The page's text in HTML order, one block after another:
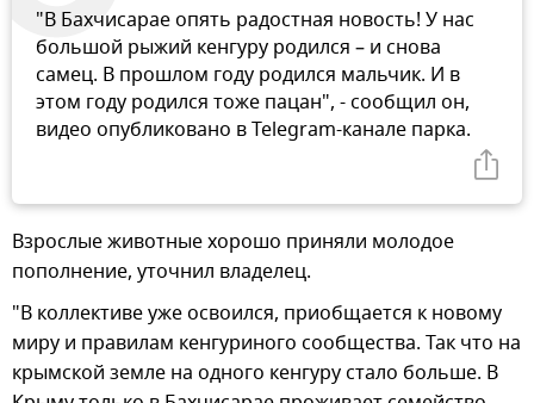
"В Бахчисарае опять радостная новость! У нас
большой рыжий кенгуру родился – и снова
самец. В прошлом году родился мальчик. И в
этом году родился тоже пацан", - сообщил он,
видео опубликовано в Telegram-канале парка.
Взрослые животные хорошо приняли молодое
пополнение, уточнил владелец.
"В коллективе уже освоился, приобщается к новому
миру и правилам кенгуриного сообщества. Так что на
крымской земле на одного кенгуру стало больше. В